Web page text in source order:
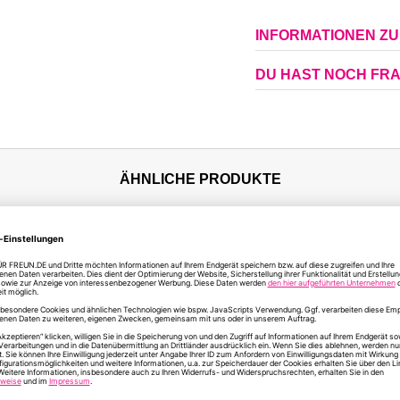
INFORMATIONEN
DU HAST NOCH
ÄHNLICHE PRODUKTE